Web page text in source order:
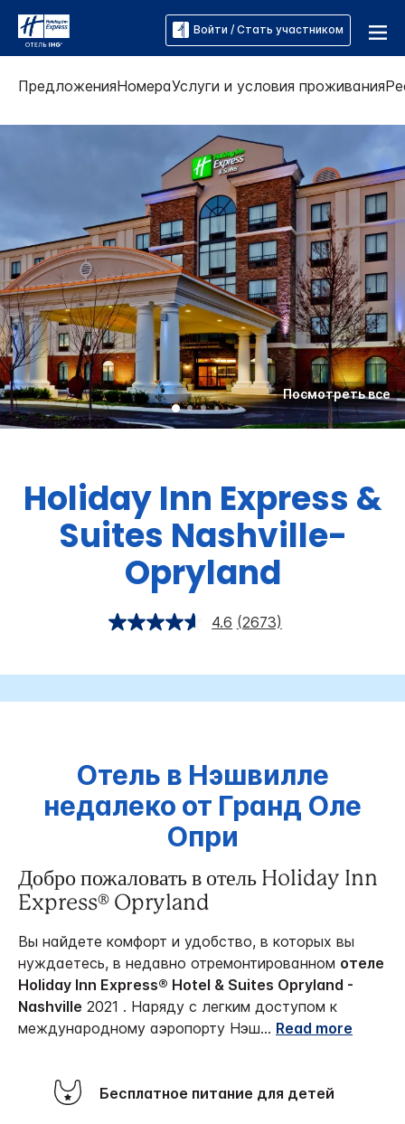
Войти / Стать участником
ПредложенияНомераУслуги и условия проживания
Посмотреть все
Holiday Inn Express &
Suites Nashville-
Opryland
4.6 (2673)
Отель в Нэшвилле
недалеко от Гранд Оле
Опри
Добро пожаловать в отель Holiday Inn
Express® Opryland
Вы найдете комфорт и удобство, в которых вы
нуждаетесь, в недавно отремонтированном отеле
Holiday Inn Express® Hotel & Suites Opryland -
Nashville 2021 . Наряду с легким доступом к
международному аэропорту Нэш... Read more
Бесплатное питание для детей